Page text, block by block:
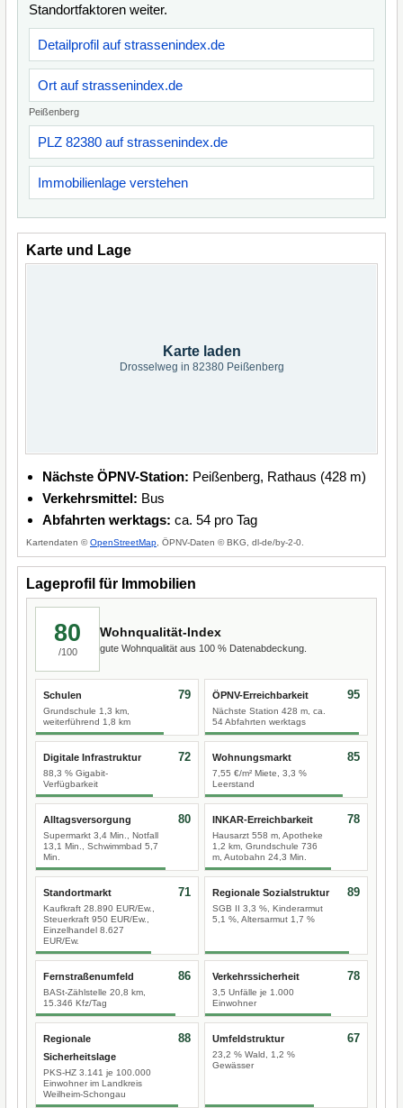
Standortfaktoren weiter.
Detailprofil auf strassenindex.de
Ort auf strassenindex.de
Peißenberg
PLZ 82380 auf strassenindex.de
Immobilienlage verstehen
Karte und Lage
Karte laden
Drosselweg in 82380 Peißenberg
Nächste ÖPNV-Station: Peißenberg, Rathaus (428 m)
Verkehrsmittel: Bus
Abfahrten werktags: ca. 54 pro Tag
Kartendaten ©OpenStreetMap , ÖPNV-Daten © BKG, dl-de/by-2-0.
Lageprofil für Immobilien
80
/100
Wohnqualität-Index
gute Wohnqualität aus 100 % Datenabdeckung.
Schulen
Grundschule 1,3 km,
weiterführend 1,8 km
79 ÖPNV-Erreichbarkeit
Nächste Station 428 m, ca.
54 Abfahrten werktags
95
Digitale Infrastruktur
88,3 % Gigabit-
Verfügbarkeit
72 Wohnungsmarkt
7,55 €/m² Miete, 3,3 %
Leerstand
85
Alltagsversorgung
Supermarkt 3,4 Min., Notfall
13,1 Min., Schwimmbad 5,7
Min.
80 INKAR-Erreichbarkeit
Hausarzt 558 m, Apotheke
1,2 km, Grundschule 736
m, Autobahn 24,3 Min.
78
Standortmarkt
Kaufkraft 28.890 EUR/Ew.,
Steuerkraft 950 EUR/Ew.,
Einzelhandel 8.627
EUR/Ew.
71 Regionale Sozialstruktur
SGB II 3,3 %, Kinderarmut
5,1 %, Altersarmut 1,7 %
89
Fernstraßenumfeld
BASt-Zählstelle 20,8 km,
15.346 Kfz/Tag
86 Verkehrssicherheit
3,5 Unfälle je 1.000
Einwohner
78
Regionale
Sicherheitslage
PKS-HZ 3.141 je 100.000
Einwohner im Landkreis
Weilheim-Schongau
88 Umfeldstruktur
23,2 % Wald, 1,2 %
Gewässer
67